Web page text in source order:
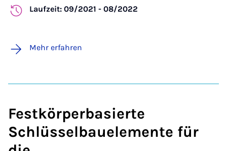
Laufzeit: 09/2021 - 08/2022
Mehr erfahren
Festkörperbasierte
Schlüsselbauelemente für